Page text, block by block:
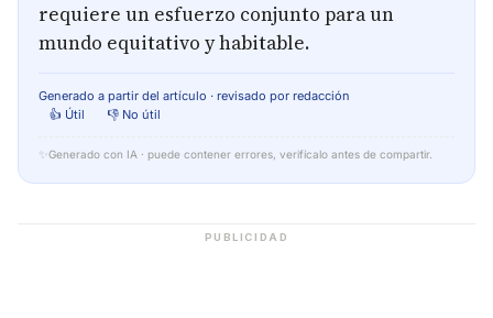
requiere un esfuerzo conjunto para un
mundo equitativo y habitable.
Generado a partir del artículo · revisado por redacción
👍 Útil
👎 No útil
✨ Generado con IA · puede contener errores, verifícalo antes de compartir.
PUBLICIDAD